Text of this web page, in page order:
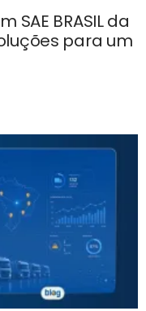
SAE BRASIL da
para um